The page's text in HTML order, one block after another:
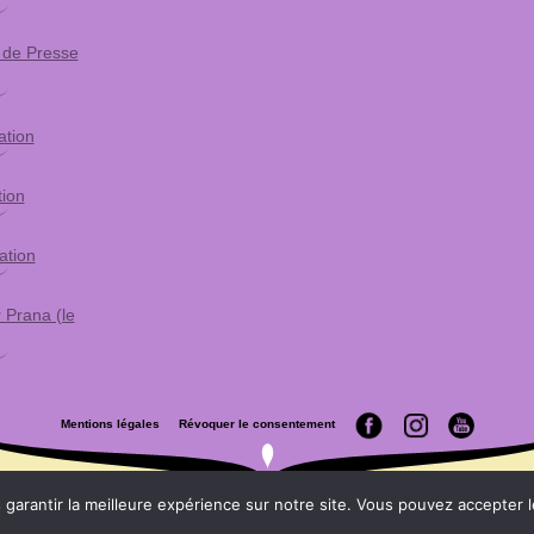
Presse
Prana (le
Mentions légales Révoquer le consentement
la meilleure expérience sur notre site. Vous pouvez accepter